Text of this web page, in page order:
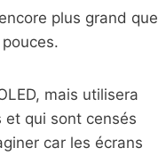
plus grand que
mais utilisera
et qui sont censés
car les écrans